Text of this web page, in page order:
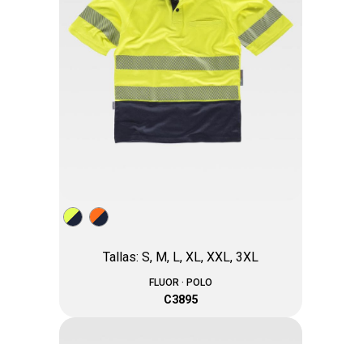
Tallas: S, M, L, XL, XXL, 3XL
FLUOR · POLO
C3895